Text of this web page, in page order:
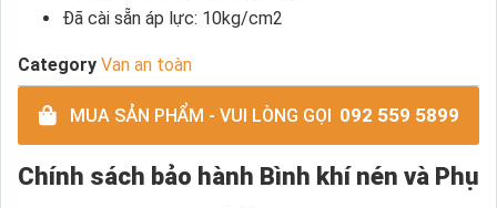
Đã cài sẵn áp lực: 10kg/cm2
Category Van an toàn
MUA SẢN PHẨM - VUI LÒNG GỌI 092 559 5899
Chính sách bảo hành Bình khí nén và Phụ